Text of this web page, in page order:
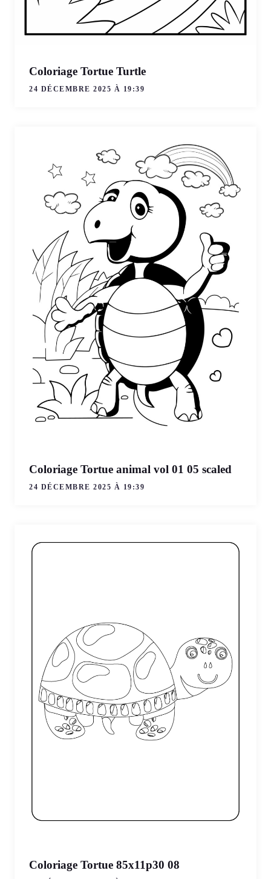
Coloriage Tortue Turtle
24 DÉCEMBRE 2025 À 19:39
Coloriage Tortue animal vol 01 05 scaled
24 DÉCEMBRE 2025 À 19:39
Coloriage Tortue 85x11p30 08